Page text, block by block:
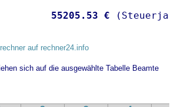
55205.53 €
auf rechner24.info
sich auf die ausgewählte Tabelle Beamte